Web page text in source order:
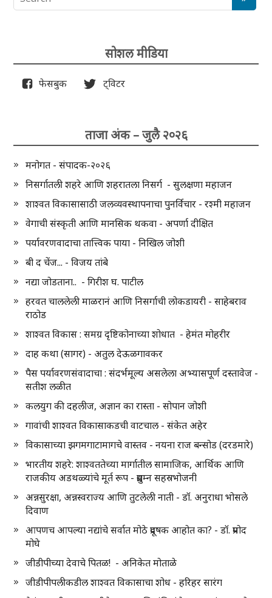
सोशल मीडिया
फेसबुक ट्विटर
ताजा अंक – जुलै २०२६
मनोगत - संपादक-२०२६
निसर्गातली शहरे आणि शहरातला निसर्ग - सुलक्षणा महाजन
शाश्वत विकासासाठी जलव्यवस्थापनाचा पुनर्विचार - रश्मी महाजन
वेगाची संस्कृती आणि मानसिक थकवा - अपर्णा दीक्षित
पर्यावरणवादाचा तात्त्विक पाया - निखिल जोशी
बी द चेंज... - विजय तांबे
नद्या जोडताना.. - गिरीश घ. पाटील
हरवत चाललेली माळरानं आणि निसर्गाची लोकडायरी - साहेबराव
राठोड
शाश्वत विकास : समग्र दृष्टिकोनाच्या शोधात - हेमंत मोहरीर
दाह कथा (सागर) - अतुल देऊळगावकर
पैस पर्यावरणसंवादाचा : संदर्भमूल्य असलेला अभ्यासपूर्ण दस्तावेज -
सतीश लळीत
कलयुग की दहलीज, अज्ञान का रास्ता - सोपान जोशी
गावांची शाश्वत विकासाकडची वाटचाल - संकेत अहेर
विकासाच्या झगमगाटामागचे वास्तव - नयना राज बन्सोड (दरडमारे)
भारतीय शहरे: शाश्वततेच्या मार्गातील सामाजिक, आर्थिक आणि
राजकीय अडथळ्यांचे मूर्त रूप - प्रद्युम्न सहस्रभोजनी
अन्नसुरक्षा, अन्नस्वराज्य आणि तुटलेली नाती - डॉ. अनुराधा भोसले
दिवाण
आपणच आपल्या नद्यांचे सर्वात मोठे प्रदूषक आहोत का? - डॉ. प्रमोद
मोघे
जीडीपीच्या देवाचे पितळ! - अनिकेत मोताळे
जीडीपीपलीकडील शाश्वत विकासाचा शोध - हरिहर सारंग